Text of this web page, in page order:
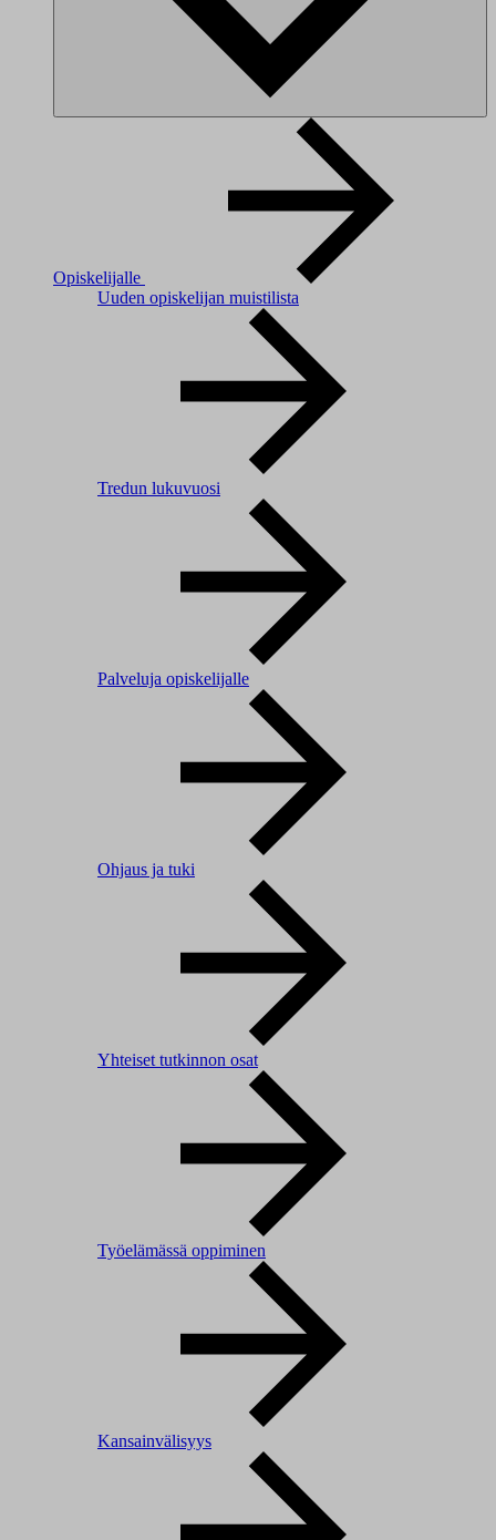
Opiskelijalle
Uuden opiskelijan muistilista
Tredun lukuvuosi
Palveluja opiskelijalle
Ohjaus ja tuki
Yhteiset tutkinnon osat
Työelämässä oppiminen
Kansainvälisyys